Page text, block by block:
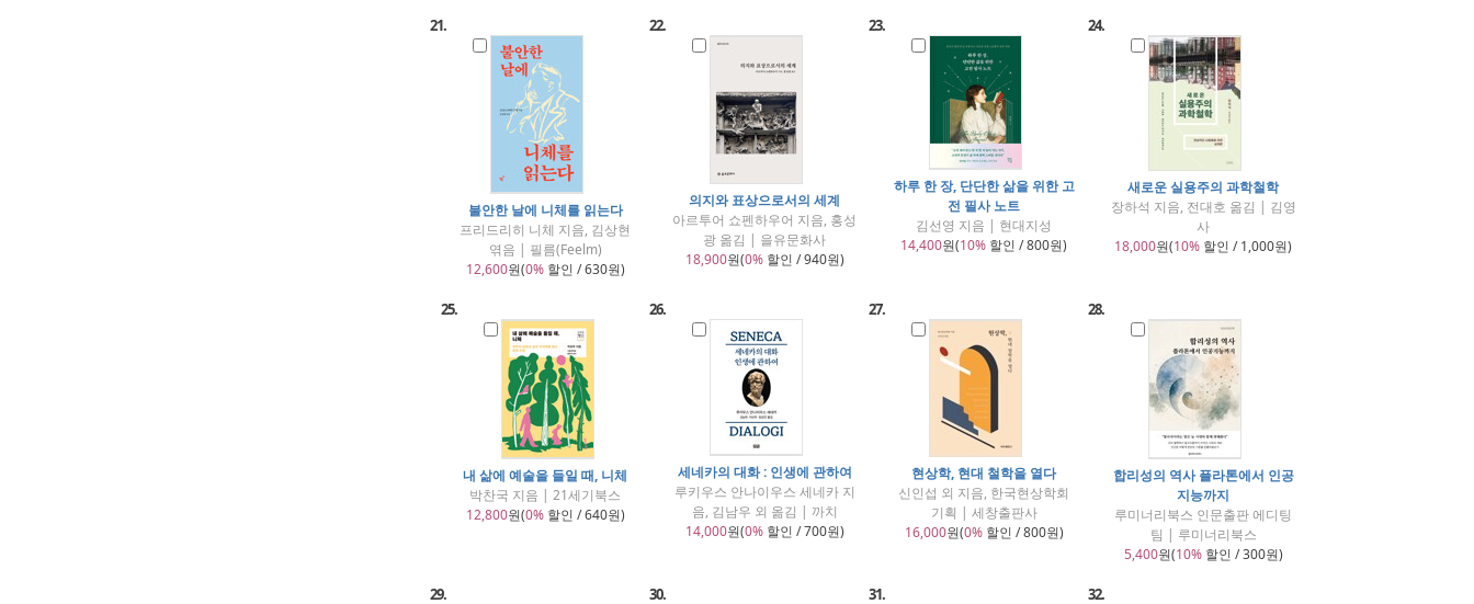
21.
불안한 날에 니체를 읽는다
프리드리히 니체 지음, 김상현
엮음 | 필름(Feelm)
12,600원(0%할인 / 630원)
22.
의지와 표상으로서의 세계
아르투어 쇼펜하우어 지음, 홍성
광 옮김 | 을유문화사
18,900원(0%할인 / 940원)
23.
하루 한 장, 단단한 삶을 위한 고
전 필사 노트
김선영 지음 | 현대지성
14,400원(10% 할인 / 800원)
24.
새로운 실용주의 과학철학
장하석 지음, 전대호 옮김 | 김영
사
18,000원(10% 할인 / 1,000원)
25.
내 삶에 예술을 들일 때, 니체
박찬국 지음 | 21세기북스
12,800원(0%할인 / 640원)
26.
세네카의 대화 : 인생에 관하여
루키우스 안나이우스 세네카 지
음, 김남우 외 옮김 | 까치
14,000원(0%할인 / 700원)
27.
현상학, 현대 철학을 열다
신인섭 외 지음, 한국현상학회
기획 | 세창출판사
16,000원(0%할인 / 800원)
28.
합리성의 역사 플라톤에서 인공
지능까지
루미너리북스 인문출판 에디팅
팀 | 루미너리북스
5,400원(10%할인 / 300원)
29. 30. 31. 32.